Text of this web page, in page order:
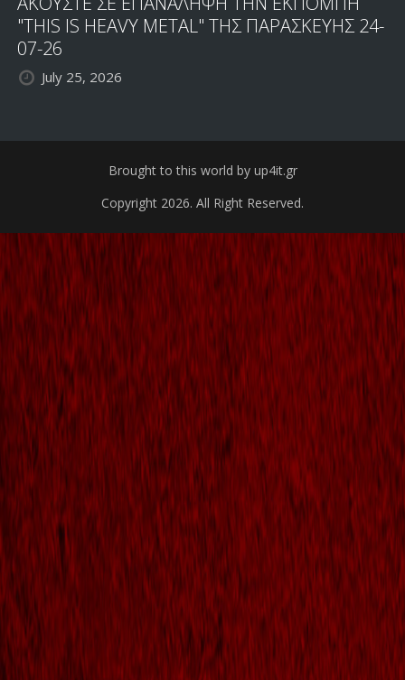
"THIS IS HEAVY METAL" ΤΗΣ ΠΑΡΑΣΚΕΥΗΣ 24-
07-26
July 25, 2026
Brought to this world by up4it.gr
Copyright 2026. All Right Reserved.